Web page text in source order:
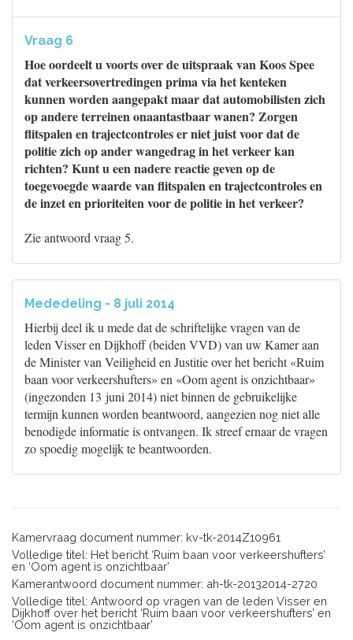
Vraag 6
Hoe oordeelt u voorts over de uitspraak van Koos Spee
dat verkeersovertredingen prima via het kenteken
kunnen worden aangepakt maar dat automobilisten zich
op andere terreinen onaantastbaar wanen? Zorgen
flitspalen en trajectcontroles er niet juist voor dat de
politie zich op ander wangedrag in het verkeer kan
richten? Kunt u een nadere reactie geven op de
toegevoegde waarde van flitspalen en trajectcontroles en
de inzet en prioriteiten voor de politie in het verkeer?
Zie antwoord vraag 5.
Mededeling - 8 juli 2014
Hierbij deel ik u mede dat de schriftelijke vragen van de
leden Visser en Dijkhoff (beiden VVD) van uw Kamer aan
de Minister van Veiligheid en Justitie over het bericht «Ruim
baan voor verkeershufters» en «Oom agent is onzichtbaar»
(ingezonden 13 juni 2014) niet binnen de gebruikelijke
termijn kunnen worden beantwoord, aangezien nog niet alle
benodigde informatie is ontvangen. Ik streef ernaar de vragen
zo spoedig mogelijk te beantwoorden.
Kamervraag document nummer: kv-tk-2014Z10961
Volledige titel: Het bericht ‘Ruim baan voor verkeershufters’
en ‘Oom agent is onzichtbaar’
Kamerantwoord document nummer: ah-tk-20132014-2720
Volledige titel: Antwoord op vragen van de leden Visser en
Dijkhoff over het bericht ‘Ruim baan voor verkeershufters’ en
‘Oom agent is onzichtbaar’